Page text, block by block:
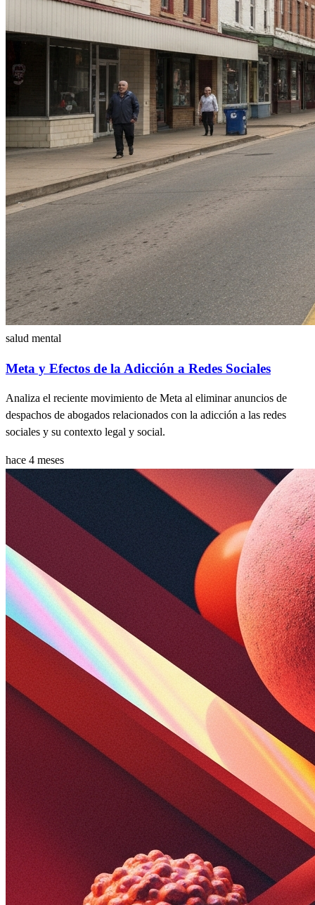
salud mental
Meta y Efectos de la Adicción a Redes Sociales
Analiza el reciente movimiento de Meta al eliminar anuncios de
despachos de abogados relacionados con la adicción a las redes
sociales y su contexto legal y social.
hace 4 meses